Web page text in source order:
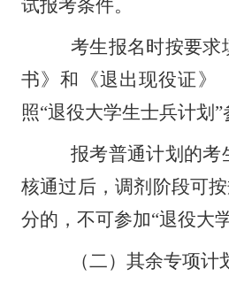
试报考条件。
考生报名时按要求
书》和《退出现役证》
照“退役大学生士兵计划
报考普通计划的考
核通过后，调剂阶段可
分的，不可参加“退役大
（二）其余专项计